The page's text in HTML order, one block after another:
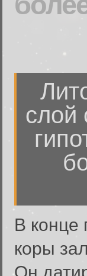
слой
В конце
коры